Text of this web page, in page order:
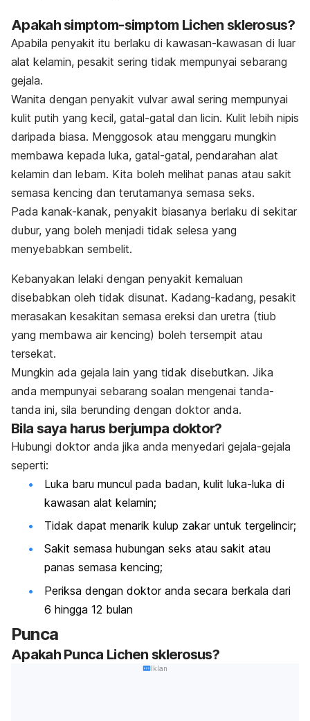
Apakah simptom-simptom Lichen sklerosus?
Apabila penyakit itu berlaku di kawasan-kawasan di luar
alat kelamin, pesakit sering tidak mempunyai sebarang
gejala.
Wanita dengan penyakit vulvar awal sering mempunyai
kulit putih yang kecil, gatal-gatal dan licin. Kulit lebih nipis
daripada biasa. Menggosok atau menggaru mungkin
membawa kepada luka, gatal-gatal, pendarahan alat
kelamin dan lebam. Kita boleh melihat panas atau sakit
semasa kencing dan terutamanya semasa seks.
Pada kanak-kanak, penyakit biasanya berlaku di sekitar
dubur, yang boleh menjadi tidak selesa yang
menyebabkan sembelit.
Kebanyakan lelaki dengan penyakit kemaluan
disebabkan oleh tidak disunat. Kadang-kadang, pesakit
merasakan kesakitan semasa ereksi dan uretra (tiub
yang membawa air kencing) boleh tersempit atau
tersekat.
Mungkin ada gejala lain yang tidak disebutkan. Jika
anda mempunyai sebarang soalan mengenai tanda-
tanda ini, sila berunding dengan doktor anda.
Bila saya harus berjumpa doktor?
Hubungi doktor anda jika anda menyedari gejala-gejala
seperti:
Luka baru muncul pada badan, kulit luka-luka di
kawasan alat kelamin;
Tidak dapat menarik kulup zakar untuk tergelincir;
Sakit semasa hubungan seks atau sakit atau
panas semasa kencing;
Periksa dengan doktor anda secara berkala dari
6 hingga 12 bulan
Punca
Apakah Punca Lichen sklerosus?
Iklan